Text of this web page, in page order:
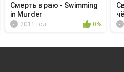
Смерть в раю - Swimming
in Murder
2011 год 0%